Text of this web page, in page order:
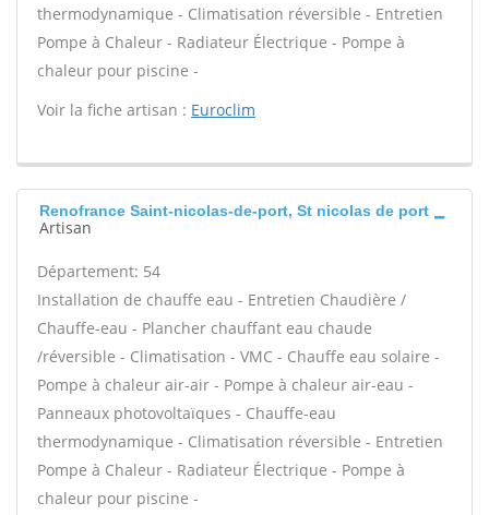
thermodynamique - Climatisation réversible - Entretien
Pompe à Chaleur - Radiateur Électrique - Pompe à
chaleur pour piscine -
Voir la fiche artisan : Euroclim
Renofrance Saint-nicolas-de-port, St nicolas de port
Artisan
Département: 54
Installation de chauffe eau - Entretien Chaudière /
Chauffe-eau - Plancher chauffant eau chaude
/réversible - Climatisation - VMC - Chauffe eau solaire -
Pompe à chaleur air-air - Pompe à chaleur air-eau -
Panneaux photovoltaïques - Chauffe-eau
thermodynamique - Climatisation réversible - Entretien
Pompe à Chaleur - Radiateur Électrique - Pompe à
chaleur pour piscine -